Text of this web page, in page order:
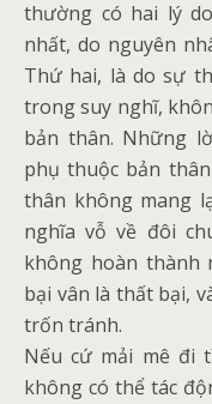
thường có hai lý
nhất, do nguyên
Thứ hai, là do sự
trong suy nghĩ,
bản thân. Những
phụ thuộc bản
thân không mang
nghĩa vỗ về đôi
không hoàn thành
bại vân là thất bại,
trốn tránh.
Nếu cứ mải mê đi
không có thể tác